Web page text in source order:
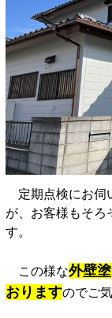
定期 点検にお伺
が、お客様もそろ
す。
この様な外壁
おりますのでご